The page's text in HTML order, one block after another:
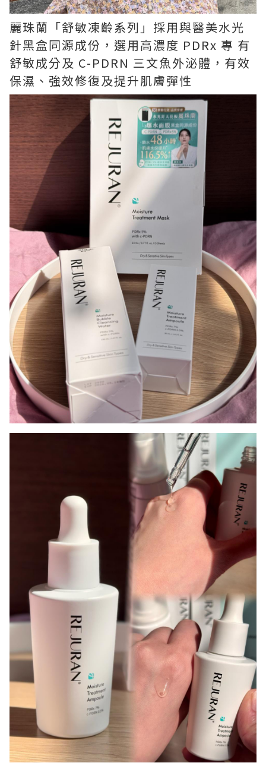
麗珠蘭「舒敏凍齡系列」採用與醫美水光
針黑盒同源成份，選用高濃度 PDRx 專 有
舒敏成分及 C-PDRN 三文魚外泌體，有效
保濕、強效修復及提升肌膚彈性